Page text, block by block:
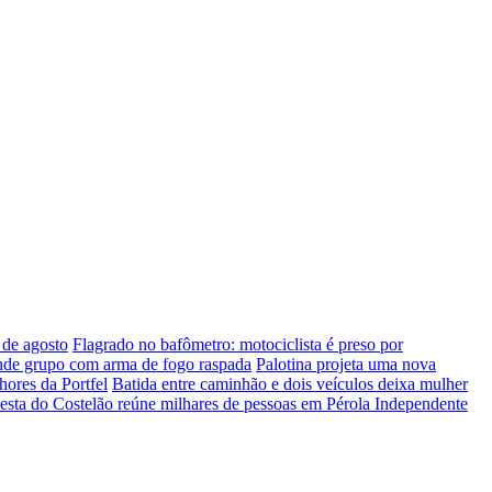
agosto Flagrado no bafômetro: motociclista é preso por
grupo com arma de fogo raspada Palotina projeta uma nova
da Portfel Batida entre caminhão e dois veículos deixa mulher
do Costelão reúne milhares de pessoas em Pérola Independente